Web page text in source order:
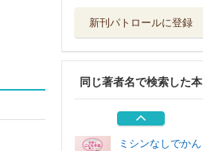
新刊パトロールに登録
同じ著者名で検索した本
ミシンなしでかん
理論社
かわいい手芸 ミ
シンなしでかん...
理論社
ミシンなしでかん